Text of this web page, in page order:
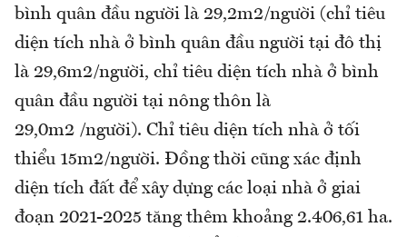
bình quân đầu người là 29,2m2/người (chỉ tiêu
diện tích nhà ở bình quân đầu người tại đô thị
là 29,6m2/người, chỉ tiêu diện tích nhà ở bình
quân đầu người tại nông thôn là
29,0m2 /người). Chỉ tiêu diện tích nhà ở tối
thiểu 15m2/người. Đồng thời cũng xác định
diện tích đất để xây dựng các loại nhà ở giai
đoạn 2021-2025 tăng thêm khoảng 2.406,61 ha.